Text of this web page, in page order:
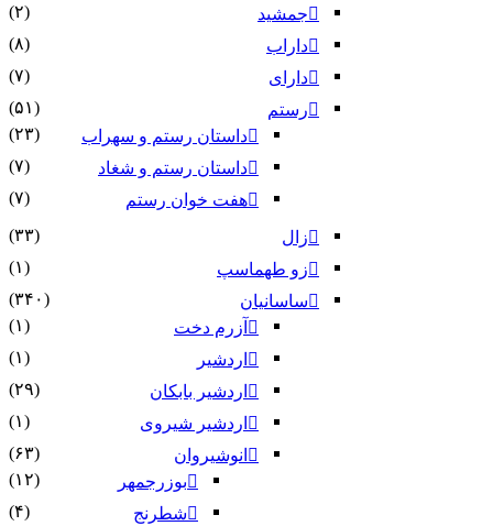
جمشید
(۲)
داراب
(۸)
دارای
(۷)
رستم
(۵۱)
داستان رستم و سهراب
(۲۳)
داستان رستم و شغاد
(۷)
هفت خوان رستم‏
(۷)
زال
(۳۳)
زو طهماسپ‏
(۱)
ساسانیان
(۳۴۰)
آزرم دخت
(۱)
اردشیر
(۱)
اردشیر بابکان
(۲۹)
اردشیر شیروی
(۱)
انوشیروان
(۶۳)
بوزرجمهر
(۱۲)
شطرنج
(۴)